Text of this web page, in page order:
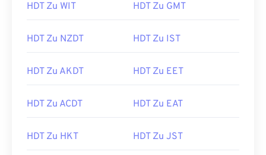
HDT Zu WIT HDT Zu GMT
HDT Zu NZDT HDT Zu IST
HDT Zu AKDT HDT Zu EET
HDT Zu ACDT HDT Zu EAT
HDT Zu HKT HDT Zu JST